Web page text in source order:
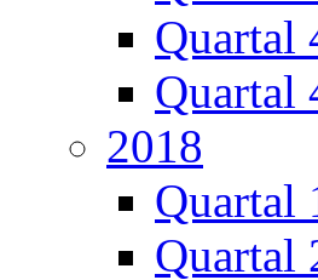
Quartal
Quartal
2018
Quartal
Quartal